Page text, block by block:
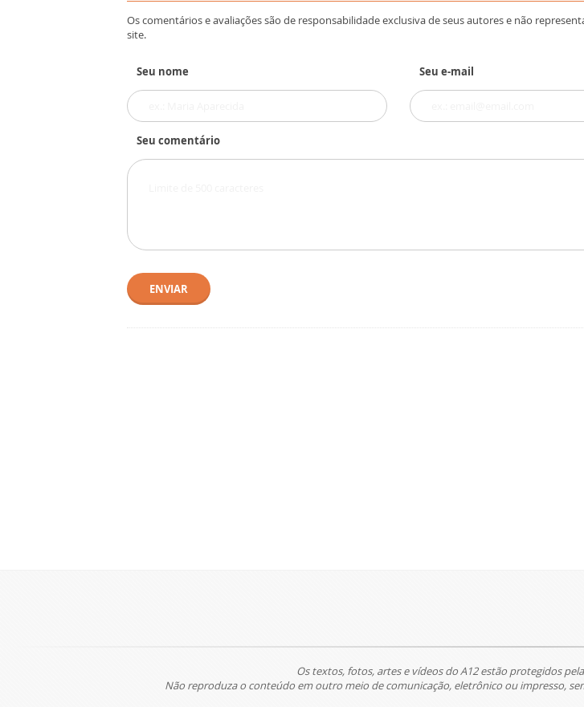
Os comentários e avaliações são de responsabilidade exclusiva de seus autores e não
site.
Seu nome Seu e-mail
Seu comentário
ENVIAR
Os textos, fotos, artes e vídeos do A12 estão protegidos
Não reproduza o conteúdo em outro meio de comunicação, eletrônico ou impresso,